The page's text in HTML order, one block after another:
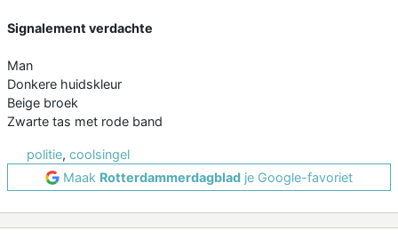
Signalement verdachte
Man
Donkere huidskleur
Beige broek
Zwarte tas met rode band
politie, coolsingel
Maak Rotterdammerdagblad je Google-favoriet